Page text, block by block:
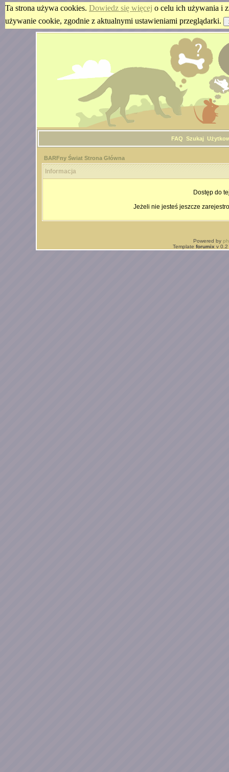
Ta strona używa cookies. Dowiedz się więcej o celu ich używania i
używanie cookie, zgodnie z aktualnymi ustawieniami przeglądarki.
FAQ Szukaj
BARFny Świat Strona Główna
Informacja
Dostęp do
Jeżeli nie jesteś jeszcze
Powered by
Template forumix v 0.2